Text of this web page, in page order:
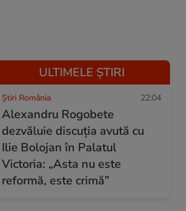
ULTIMELE ȘTIRI
Știri România 22:04
Alexandru Rogobete
dezvăluie discuția avută cu
Ilie Bolojan în Palatul
Victoria: „Asta nu este
reformă, este crimă”